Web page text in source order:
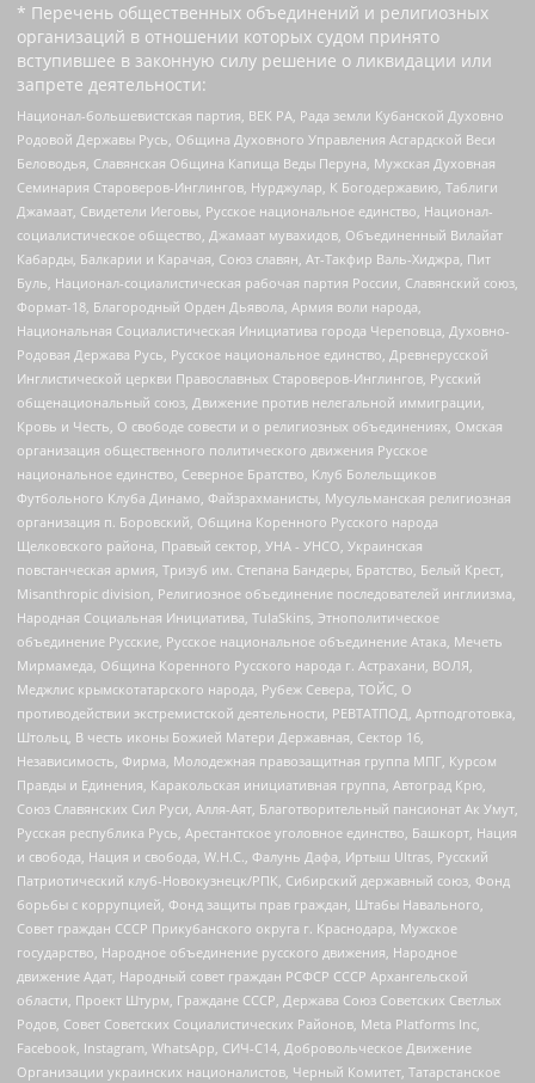
* Перечень общественных объединений и религиозных
организаций в отношении которых судом принято
вступившее в законную силу решение о ликвидации или
запрете деятельности:
Национал-большевистская партия, ВЕК РА, Рада земли Кубанской Духовно
Родовой Державы Русь, Община Духовного Управления Асгардской Веси
Беловодья, Славянская Община Капища Веды Перуна, Мужская Духовная
Семинария Староверов-Инглингов, Нурджулар, К Богодержавию, Таблиги
Джамаат, Свидетели Иеговы, Русское национальное единство, Национал-
социалистическое общество, Джамаат мувахидов, Объединенный Вилайат
Кабарды, Балкарии и Карачая, Союз славян, Ат-Такфир Валь-Хиджра, Пит
Буль, Национал-социалистическая рабочая партия России, Славянский союз,
Формат-18, Благородный Орден Дьявола, Армия воли народа,
Национальная Социалистическая Инициатива города Череповца, Духовно-
Родовая Держава Русь, Русское национальное единство, Древнерусской
Инглистической церкви Православных Староверов-Инглингов, Русский
общенациональный союз, Движение против нелегальной иммиграции,
Кровь и Честь, О свободе совести и о религиозных объединениях, Омская
организация общественного политического движения Русское
национальное единство, Северное Братство, Клуб Болельщиков
Футбольного Клуба Динамо, Файзрахманисты, Мусульманская религиозная
организация п. Боровский, Община Коренного Русского народа
Щелковского района, Правый сектор, УНА - УНСО, Украинская
повстанческая армия, Тризуб им. Степана Бандеры, Братство, Белый Крест,
Misanthropic division, Религиозное объединение последователей инглиизма,
Народная Социальная Инициатива, TulaSkins, Этнополитическое
объединение Русские, Русское национальное объединение Атака, Мечеть
Мирмамеда, Община Коренного Русского народа г. Астрахани, ВОЛЯ,
Меджлис крымскотатарского народа, Рубеж Севера, ТОЙС, О
противодействии экстремистской деятельности, РЕВТАТПОД, Артподготовка,
Штольц, В честь иконы Божией Матери Державная, Сектор 16,
Независимость, Фирма, Молодежная правозащитная группа МПГ, Курсом
Правды и Единения, Каракольская инициативная группа, Автоград Крю,
Союз Славянских Сил Руси, Алля-Аят, Благотворительный пансионат Ак Умут,
Русская республика Русь, Арестантское уголовное единство, Башкорт, Нация
и свобода, Нация и свобода, W.H.С., Фалунь Дафа, Иртыш Ultras, Русский
Патриотический клуб-Новокузнецк/РПК, Сибирский державный союз, Фонд
борьбы с коррупцией, Фонд защиты прав граждан, Штабы Навального,
Совет граждан СССР Прикубанского округа г. Краснодара, Мужское
государство, Народное объединение русского движения, Народное
движение Адат, Народный совет граждан РСФСР СССР Архангельской
области, Проект Штурм, Граждане СССР, Держава Союз Советских Светлых
Родов, Совет Советских Социалистических Районов, Meta Platforms Inc,
Facebook, Instagram, WhatsApp, СИЧ-С14, Добровольческое Движение
Организации украинских националистов, Черный Комитет, Татарстанское